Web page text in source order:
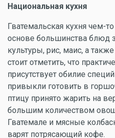
Национальная кухня
Гватемальская кухня чем-
основе большинства блюд
культуры, рис, маис, а
стоит отметить, что
присутствует обилие
привыкли готовить в
птицу принято жарить на
большим количеством
Гватемале и мясные
варят потрясающий кофе.